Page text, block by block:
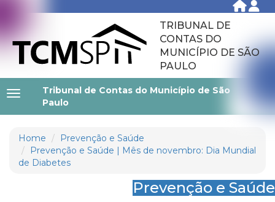
TRIBUNAL DE
CONTAS DO
MUNICÍPIO DE SÃO
PAULO
Tribunal de Contas do Município de São
Paulo
Home
Prevenção e Saúde
Prevenção e Saúde | Mês de novembro: Dia Mundial
de Diabetes
Prevenção e Saúde